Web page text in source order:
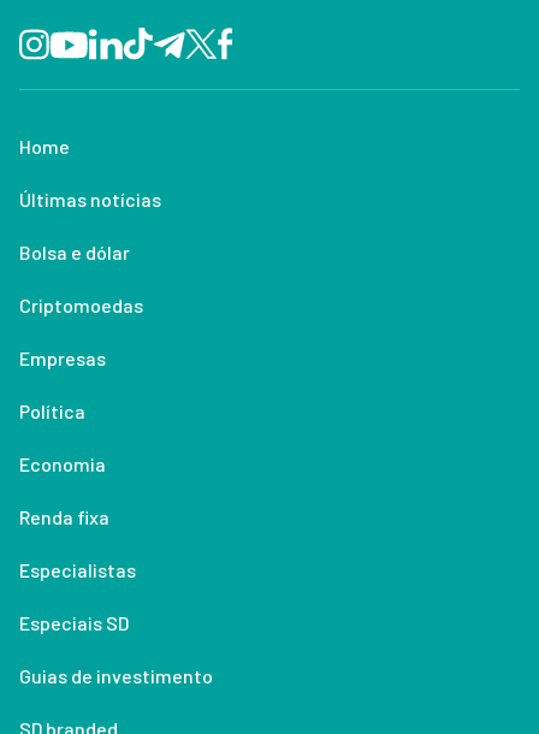
Home
Últimas notícias
Bolsa e dólar
Criptomoedas
Empresas
Política
Economia
Renda fixa
Especialistas
Especiais SD
Guias de investimento
SD branded